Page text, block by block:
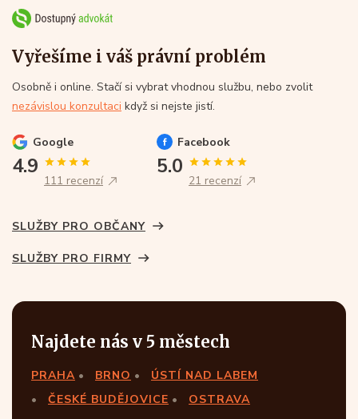
Vyřešíme i váš právní problém
Osobně i online. Stačí si vybrat vhodnou službu, nebo zvolit
nezávislou konzultaci když si nejste jistí.
Google
4.9
111 recenzí
Facebook
5.0
21 recenzí
SLUŽBY PRO OBČANY
SLUŽBY PRO FIRMY
Najdete nás v 5 městech
PRAHA BRNO
ÚSTÍ NAD LABEM
ČESKÉ BUDĚJOVICE
OSTRAVA